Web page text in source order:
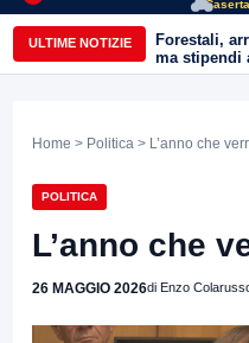
ULTIME NOTIZIE
Forestali,
ma stipendi
più
Home > Politica > L’anno che
POLITICA
L’anno che
26 MAGGIO 2026di Enzo